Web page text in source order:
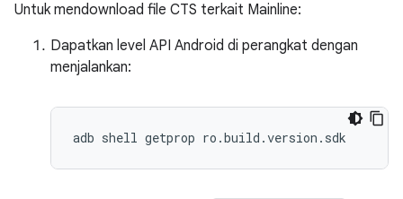
Untuk mendownload file CTS terkait Mainline:
Dapatkan level API Android di perangkat dengan
menjalankan: